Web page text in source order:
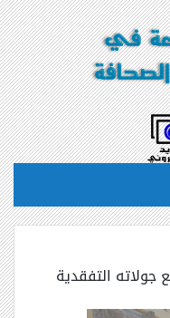
جولاته التفقدية